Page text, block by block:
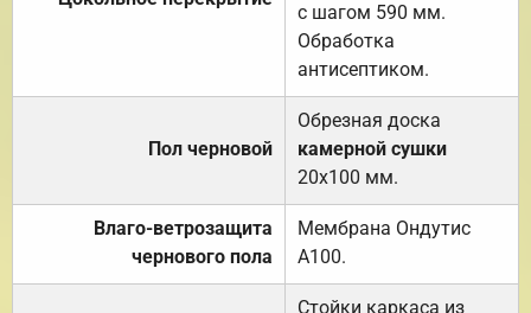
с шагом 590 мм.
Обработка
антисептиком.
Пол черновой
Обрезная доска
камерной сушки
20х100 мм.
Влаго-ветрозащита
чернового пола
Мембрана Ондутис
А100.
Стойки каркаса из